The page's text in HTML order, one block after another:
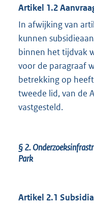
Artikel 1.2
In afwijking van
kunnen
binnen het tijdvak
voor de paragraaf
betrekking op
tweede lid, van de
vastgesteld.
§ 2.
Park
Artikel 2.1